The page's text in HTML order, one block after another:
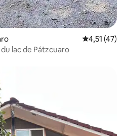
Évaluation
4,51 (47)
lac de Pátzcuaro